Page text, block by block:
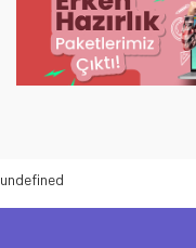
undefined